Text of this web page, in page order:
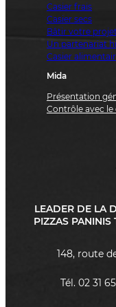
Casier frais
Casier secs
Bâtir votre projet
Un partenariat
Casier
Mida
Présentation
Contrôle avec le
LEADER DE LA
PIZZAS PANINIS
148, route
Tél. 02 31